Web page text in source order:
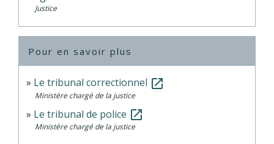
Justice
Pour en savoir plus
Le tribunal correctionnel open_in_new
Ministère chargé de la justice
Le tribunal de police open_in_new
Ministère chargé de la justice